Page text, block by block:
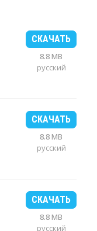
СКАЧАТЬ
8.8 MB
русский
СКАЧАТЬ
8.8 MB
русский
СКАЧАТЬ
8.8 MB
русский